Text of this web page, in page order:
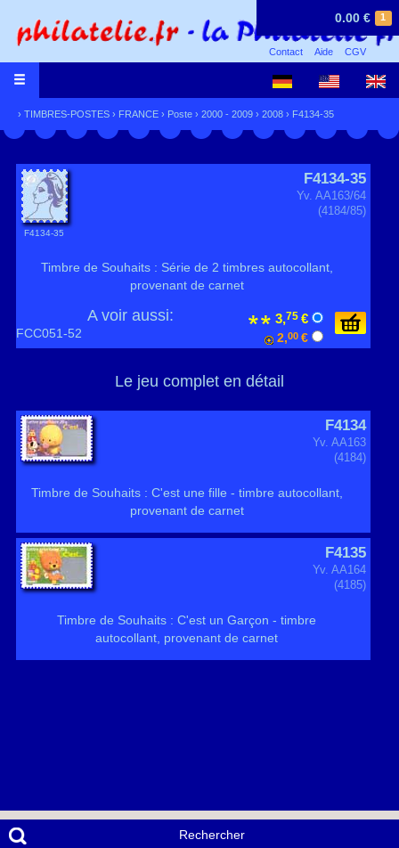
1
0.00 €
Contact Aide CGV
› TIMBRES-POSTES › FRANCE › Poste › 2000 - 2009 › 2008 › F4134-35
F4134-35
F4134-35
Yv. AA163/64
(4184/85)
Timbre de Souhaits : Série de 2 timbres autocollant,
provenant de carnet
3,75 €
2,00 €
A voir aussi:
FCC051-52
Le jeu complet en détail
F4134
Yv. AA163
(4184)
Timbre de Souhaits : C'est une fille - timbre autocollant,
provenant de carnet
F4135
Yv. AA164
(4185)
Timbre de Souhaits : C'est un Garçon - timbre
autocollant, provenant de carnet
Rechercher